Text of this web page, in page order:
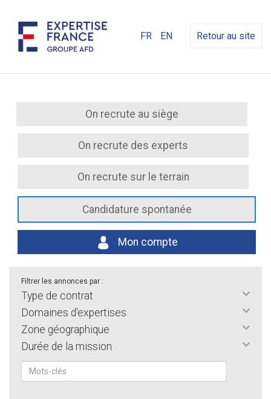
FR EN Retour au site
On recrute au siège
On recrute des experts
On recrute sur le terrain
Candidature spontanée
Mon compte
Filtrer les annonces par :
Type de contrat
Domaines d'expertises
Zone géographique
Durée de la mission